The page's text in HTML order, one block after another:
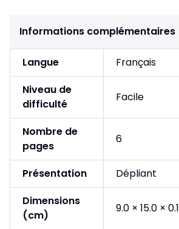
Informations complémentaires
Langue
Français
Niveau de
difficulté
Facile
Nombre de
pages
6
Présentation
Dépliant
Dimensions
(cm)
9.0 × 15.0 × 0.1